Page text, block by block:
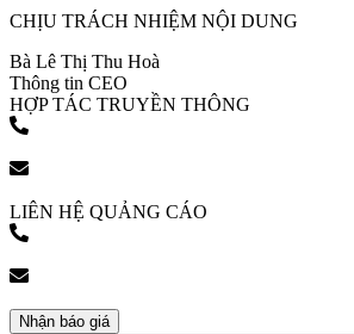
CHỊU TRÁCH NHIỆM NỘI DUNG
Bà Lê Thị Thu Hoà
Thông tin CEO
HỢP TÁC TRUYỀN THÔNG
LIÊN HỆ QUẢNG CÁO
Nhận báo giá